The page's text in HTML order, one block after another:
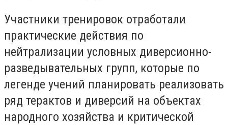
Участники тренировок отработали
практические действия по
нейтрализации условных диверсионно-
разведывательных групп, которые по
легенде учений планировать реализовать
ряд терактов и диверсий на объектах
народного хозяйства и критической